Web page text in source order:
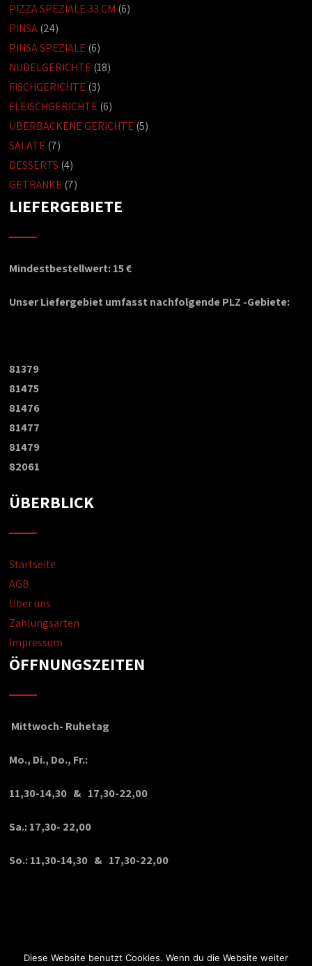
PIZZA SPEZIALE 33 CM (6)
PINSA(24)
PINSA SPEZIALE (6)
NUDELGERICHTE (18)
FISCHGERICHTE (3)
FLEISCHGERICHTE (6)
ÜBERBACKENE GERICHTE (5)
SALATE (7)
DESSERTS (4)
GETRÄNKE (7)
LIEFERGEBIETE
Mindestbestellwert: 15 €
Unser Liefergebiet umfasst nachfolgende PLZ -Gebiete:
81379
81475
81476
81477
81479
82061
ÜBERBLICK
Startseite
AGB
Über uns
Zahlungsarten
Impressum
ÖFFNUNGSZEITEN
Mittwoch- Ruhetag
Mo., Di., Do., Fr.:
11,30-14,30 & 17,30-22,00
Sa.: 17,30- 22,00
So.: 11,30-14,30 & 17,30-22,00
Diese Website benutzt Cookies. Wenn du die Website weiter